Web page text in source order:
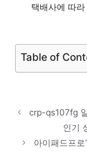
지금이 당신의
소장가치
일상에 특별함
택배사에 따
Table of
crp-qs107fg
인기
아이패드프